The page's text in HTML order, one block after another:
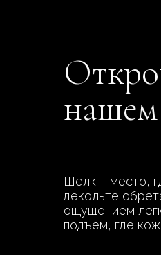
Шелк – место,
декольте
ощущением
подъем, где